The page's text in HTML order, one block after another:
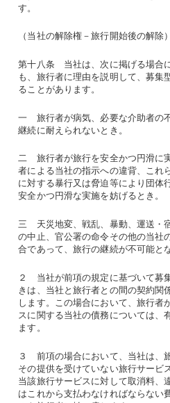
す。
（当社の解除権－旅行開始後の解除）
第十八条 当社は、次に掲げる場合
も、旅行者に理由を説明して、募集
ることがあります。
一 旅行者が病気、必要な介助者の
継続に耐えられないとき。
二 旅行者が旅行を安全かつ円滑に
者による当社の指示への違背、これ
に対する暴行又は脅迫等により団体
安全かつ円滑な実施を妨げるとき。
三 天災地変、戦乱、暴動、運送・
の中止、官公署の命令その他の当社
合であって、旅行の継続が不可能と
２ 当社が前項の規定に基づいて募
きは、当社と旅行者との間の契約関
します。この場合において、旅行者
スに関する当社の債務については、
ます。
３ 前項の場合において、当社は、
その提供を受けていない旅行サービ
当該旅行サービスに対して取消料、
はこれから支払わなければならない